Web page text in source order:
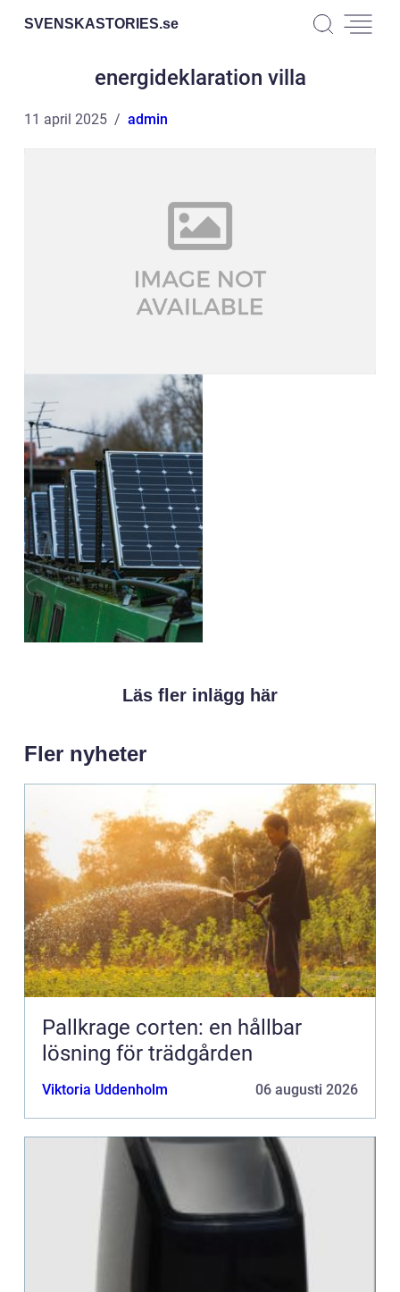
SVENSKASTORIES.se
energideklaration villa
11 april 2025 admin
Läs fler inlägg här
Fler nyheter
Pallkrage corten: en hållbar
lösning för trädgården
Viktoria Uddenholm 06 augusti 2026